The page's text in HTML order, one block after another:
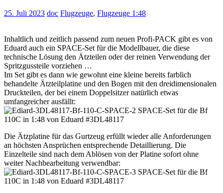
25. Juli 2023 doc Flugzeuge, Flugzeuge 1:48
Inhaltlich und zeitlich passend zum neuen Profi-PACK gibt es von
Eduard auch ein SPACE-Set für die Modellbauer, die diese
technische Lösung den Ätzteilen oder der reinen Verwendung der
Spritzgussteile vorziehen …
Im Set gibt es dann wie gewohnt eine kleine bereits farblich
behandelte Ätzteilplatine und den Bogen mit den dreidimensionalen
Druckteilen, der bei einem Doppelsitzer natürlich etwas
umfangreicher ausfällt:
Die Ätzplatine für das Gurtzeug erfüllt wieder alle Anforderungen
an höchsten Ansprüchen entsprechende Detaillierung. Die
Einzelteile sind nach dem Ablösen von der Platine sofort ohne
weiter Nachbearbeitung verwendbar: